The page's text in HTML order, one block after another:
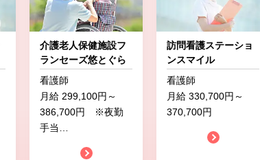
介護老人保健施設フ
ランセーズ悠とぐら
看護師
月給 299,100円～
386,700円 ※夜勤
手当
訪問看護ステーショ
ンスマイル
看護師
月給 330,700円～
370,700円